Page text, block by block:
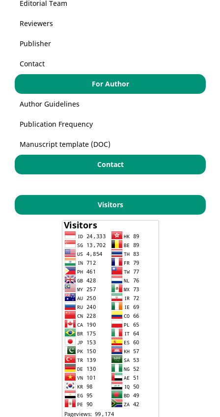
Editorial Team
Reviewers
Publisher
Contact
For Author
Author Guidelines
Publication Frequency
Manuscript template (DOC)
Contact
Visitors